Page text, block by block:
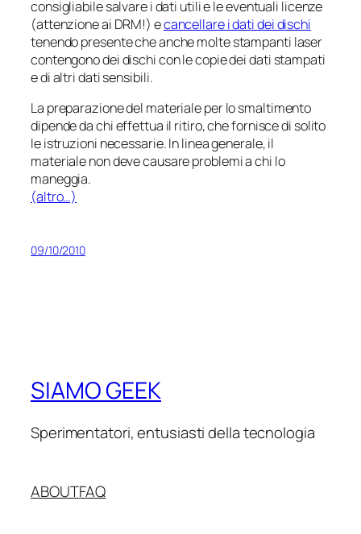
consigliabile salvare i dati utili e le eventuali licenze
(attenzione ai DRM!) ecancellare i dati dei dischi
tenendo presente che anche molte stampanti laser
contengono dei dischi con le copie dei dati stampati
e di altri dati sensibili.
La preparazione del materiale per lo smaltimento
dipende da chi effettua il ritiro, che fornisce di solito
le istruzioni necessarie. In linea generale, il
materiale non deve causare problemi a chi lo
maneggia.
(altro…)
09/10/2010
SIAMO GEEK
Sperimentatori, entusiasti della tecnologia
ABOUTFAQ